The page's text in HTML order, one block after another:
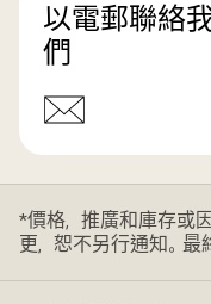
以電郵聯絡
們
*價格，推廣和庫存或
更，恕不另行通知。最